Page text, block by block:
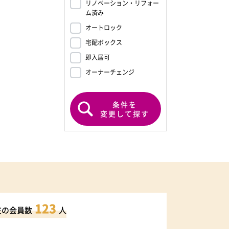
リノベーション・リフォー
ム済み
オートロック
宅配ボックス
即入居可
オーナーチェンジ
条件を
変更して探す
会員数 123 人